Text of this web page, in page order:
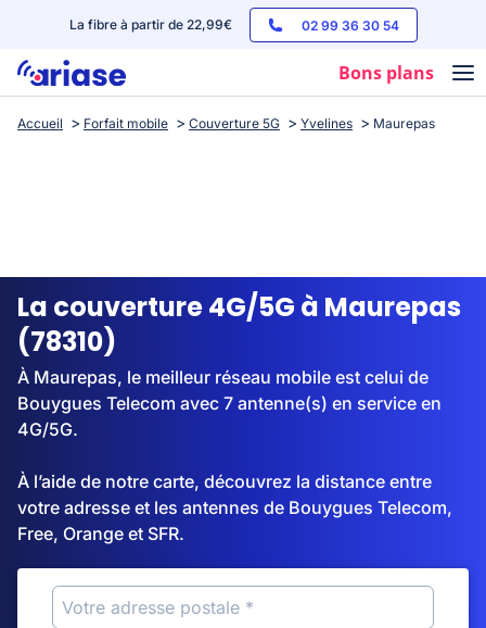
La fibre à partir de 22,99€ 02 99 36 30 54
Bons plans
Box internet
Streaming
Accueil Forfait mobile Couverture 5G Yvelines Maurepas
La couverture 4G/5G à Maurepas
(78310)
À Maurepas, le meilleur réseau mobile est celui de
Bouygues Telecom avec 7 antenne(s) en service en
4G/5G.
À l’aide de notre carte, découvrez la distance entre
votre adresse et les antennes de Bouygues Telecom,
Free, Orange et SFR.